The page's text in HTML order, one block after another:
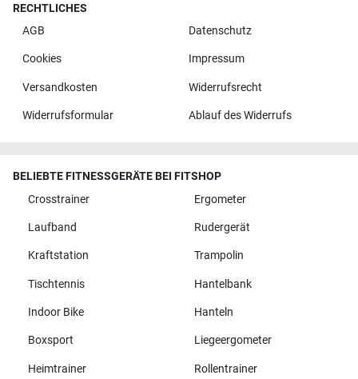
RECHTLICHES
AGB
Datenschutz
Cookies Impressum
Versandkosten Widerrufsrecht
Widerrufsformular Ablauf des Widerrufs
BELIEBTE FITNESSGERÄTE BEI FITSHOP
Crosstrainer
Ergometer
Laufband Rudergerät
Kraftstation Trampolin
Tischtennis Hantelbank
Indoor Bike Hanteln
Boxsport Liegeergometer
Heimtrainer Rollentrainer